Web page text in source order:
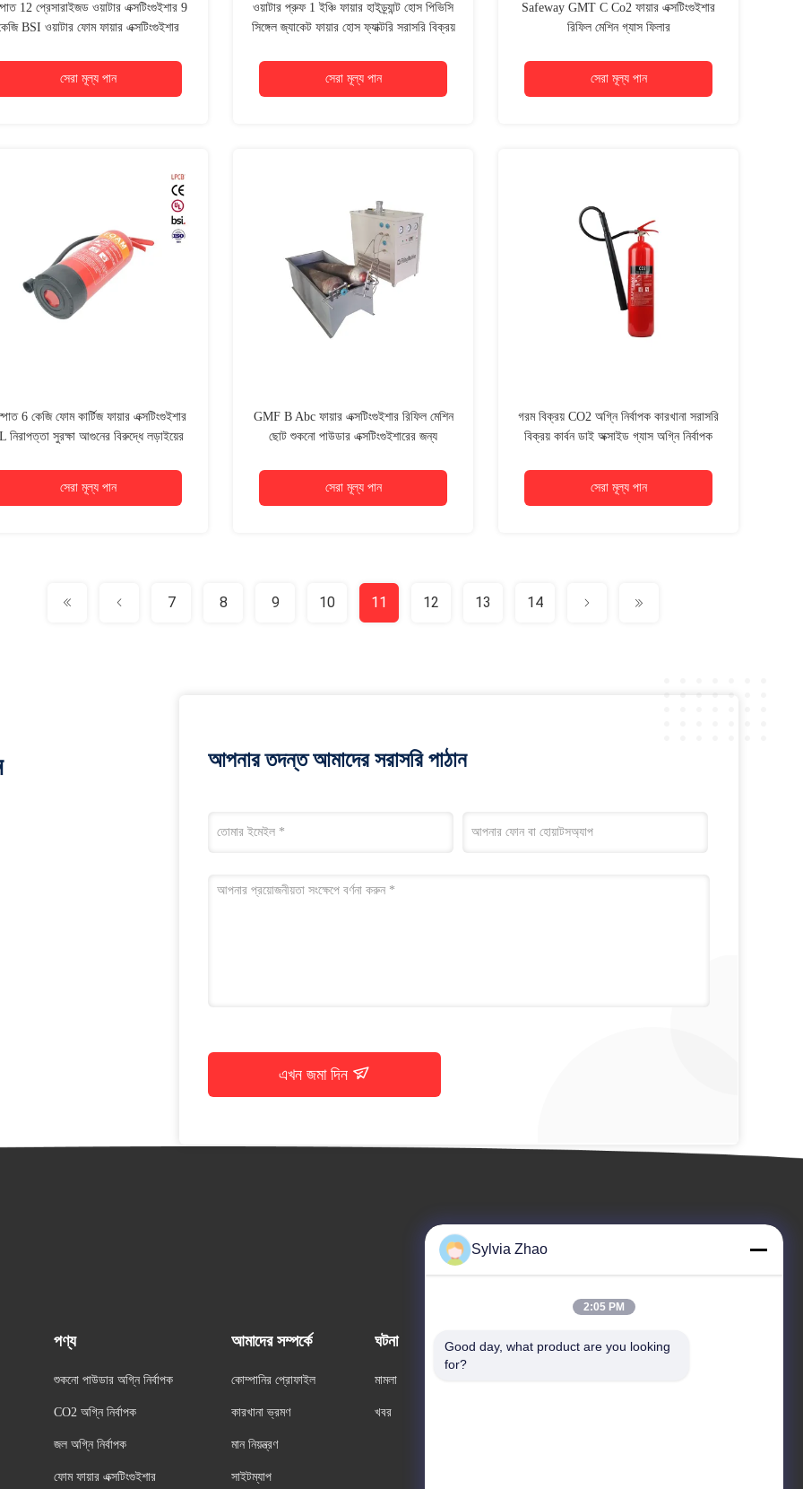
12 প্রেসারাইজড ওয়াটার এক্সটিংগুইশার 9
BSI ওয়াটার ফোম ফায়ার এক্সটিংগুইশার
সেরা মূল্য পান
ওয়াটার প্রুফ 1 ইঞ্চি ফায়ার হাইড্র্যান্ট হোস পিভিসি
সিঙ্গেল জ্যাকেট ফায়ার হোস ফ্যাক্টরি সরাসরি বিক্রয়
সেরা মূল্য পান
Safeway GMT C Co2 ফায়ার এক্সটিংগুইশার
রিফিল মেশিন গ্যাস ফিলার
সেরা মূল্য পান
6 কেজি ফোম কার্টিজ ফায়ার এক্সটিংগুইশার
নিরাপত্তা সুরক্ষা আগুনের বিরুদ্ধে লড়াইয়ের
সেরা মূল্য পান
GMF B Abc ফায়ার এক্সটিংগুইশার রিফিল মেশিন
ছোট শুকনো পাউডার এক্সটিংগুইশারের জন্য
সেরা মূল্য পান
গরম বিক্রয় CO2 অগ্নি নির্বাপক কারখানা সরাসরি
বিক্রয় কার্বন ডাই অক্সাইড গ্যাস অগ্নি নির্বাপক
সেরা মূল্য পান
7 8 9 10 11 12 13 14
আপনার তদন্ত আমাদের সরাসরি পাঠান
এখন জমা দিন
পণ্য
শুকনো পাউডার অগ্নি নির্বাপক
CO2 অগ্নি নির্বাপক
জল অগ্নি নির্বাপক
ফোম ফায়ার এক্সটিংগুইশার
আমাদের সম্পর্কে
কোম্পানির প্রোফাইল
কারখানা ভ্রমণ
মান নিয়ন্ত্রণ
সাইটম্যাপ
ঘটনা
মামলা
খবর
উদ্ধৃতির জন্য আবেদন
Sylvia Zhao
2:05 PM
Good day, what product are you looking
for?